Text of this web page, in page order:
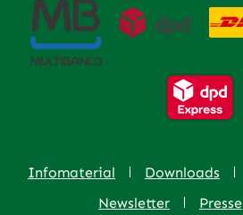
Infomaterial Downloads
Newsletter
Presse